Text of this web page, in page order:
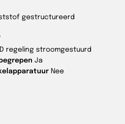
gestructureerd
regeling stroomgestuurd
Ja
Nee